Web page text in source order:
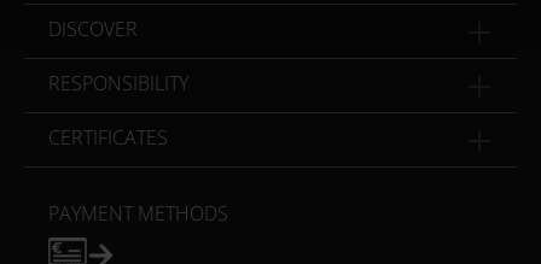
DISCOVER
RESPONSIBILITY
CERTIFICATES
PAYMENT METHODS